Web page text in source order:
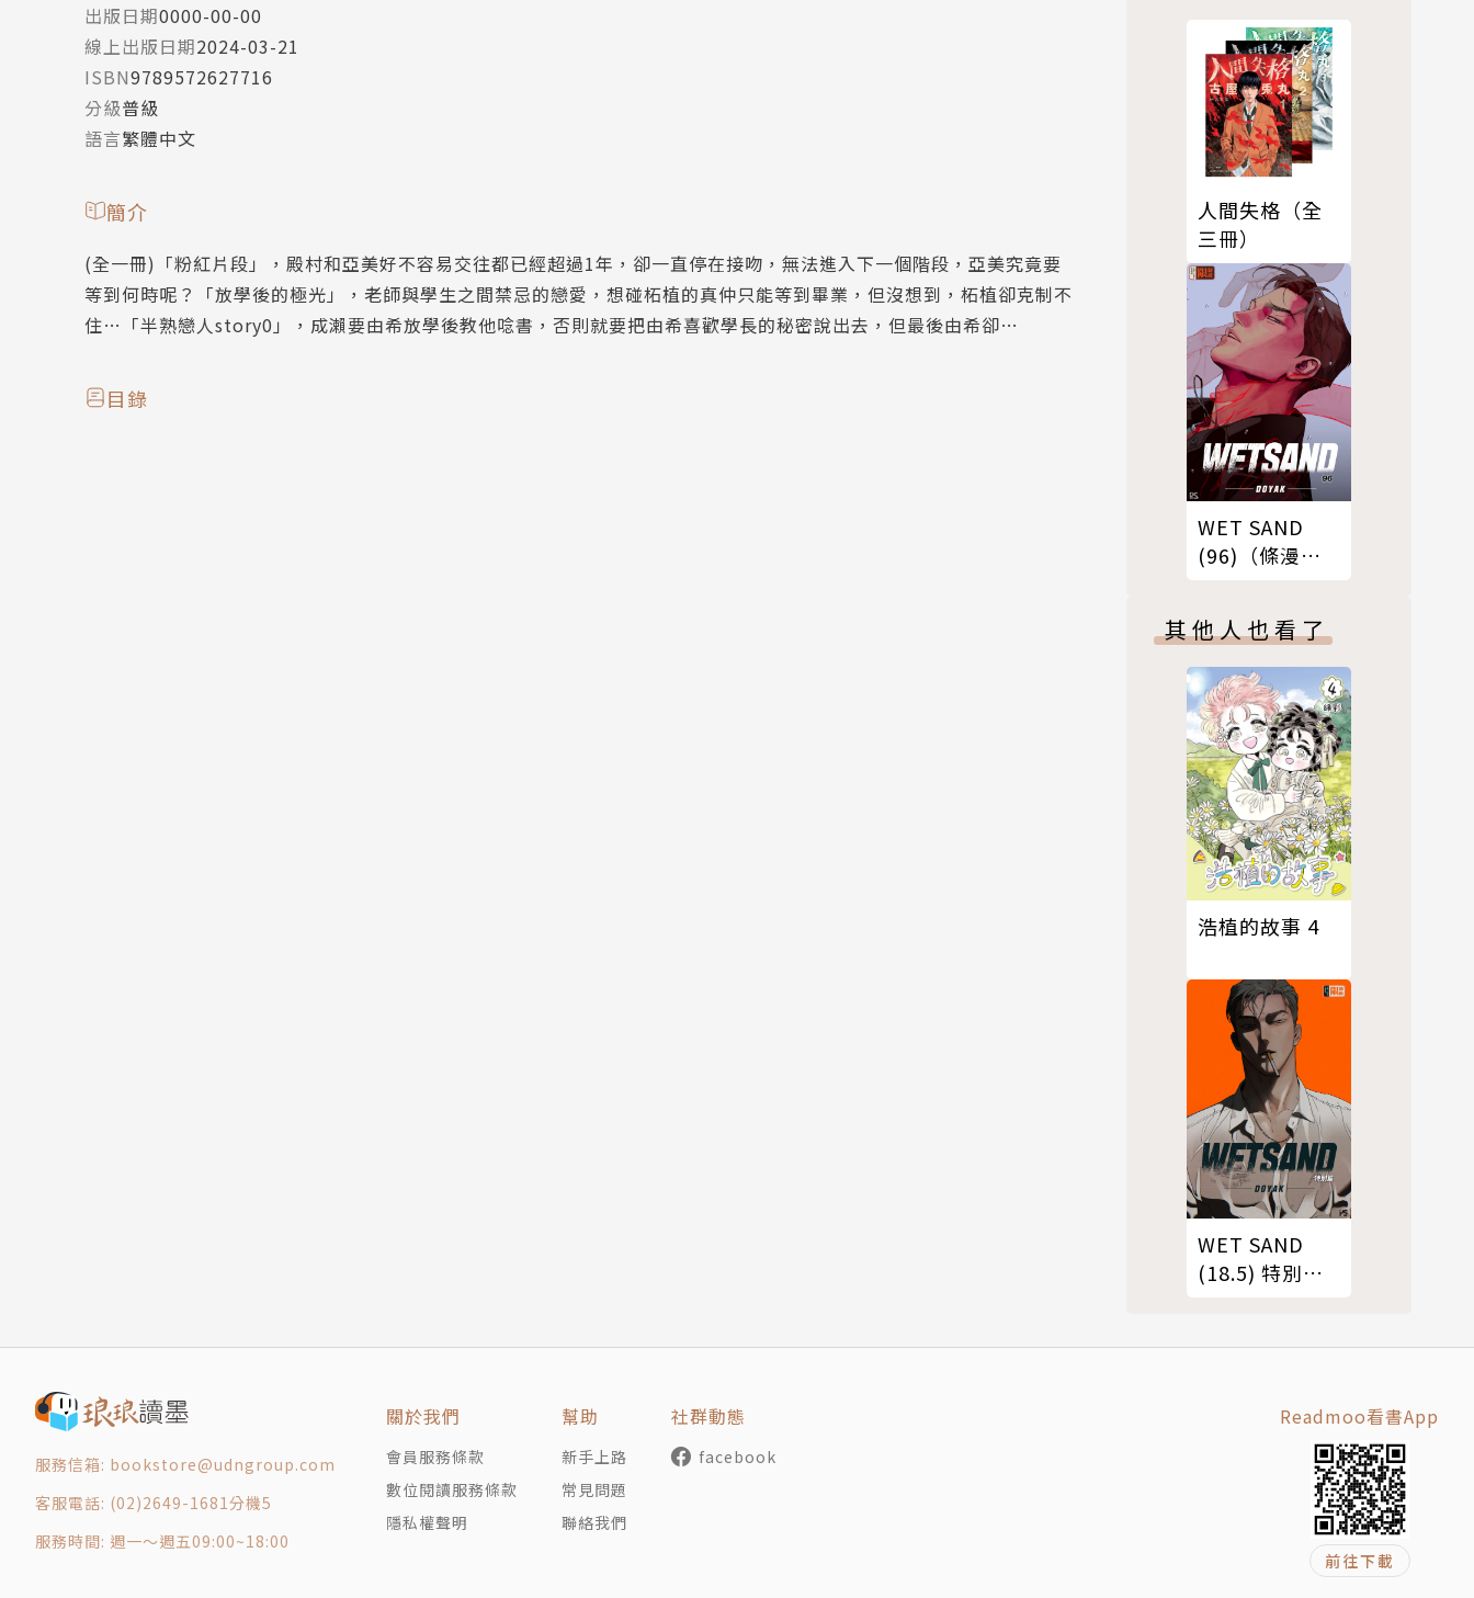
出版日期0000-00-00
線上出版日期2024-03-21
ISBN9789572627716
分級普級
語言繁體中文
簡介
(全一冊)「粉紅片段」，殿村和亞美好不容易交往都已經超過1年，卻一直停在接吻，無法進入下一個階段，亞美究竟要
等到何時呢？「放學後的極光」，老師與學生之間禁忌的戀愛，想碰柘植的真仲只能等到畢業，但沒想到，柘植卻克制不
住…「半熟戀人story0」，成瀨要由希放學後教他唸書，否則就要把由希喜歡學長的秘密說出去，但最後由希卻…
目錄
人間失格（全
三冊）
WET SAND
(96)（條漫
其他人也看了
浩植的故事 4
WET SAND
(18.5) 特別篇
服務信箱: bookstore@udngroup.com
客服電話: (02)2649-1681分機5
服務時間: 週一～週五09:00~18:00
關於我們
會員服務條款
數位閱讀服務條款
隱私權聲明
幫助
新手上路
常見問題
聯絡我們
社群動態
facebook
Readmoo看書App
前往下載